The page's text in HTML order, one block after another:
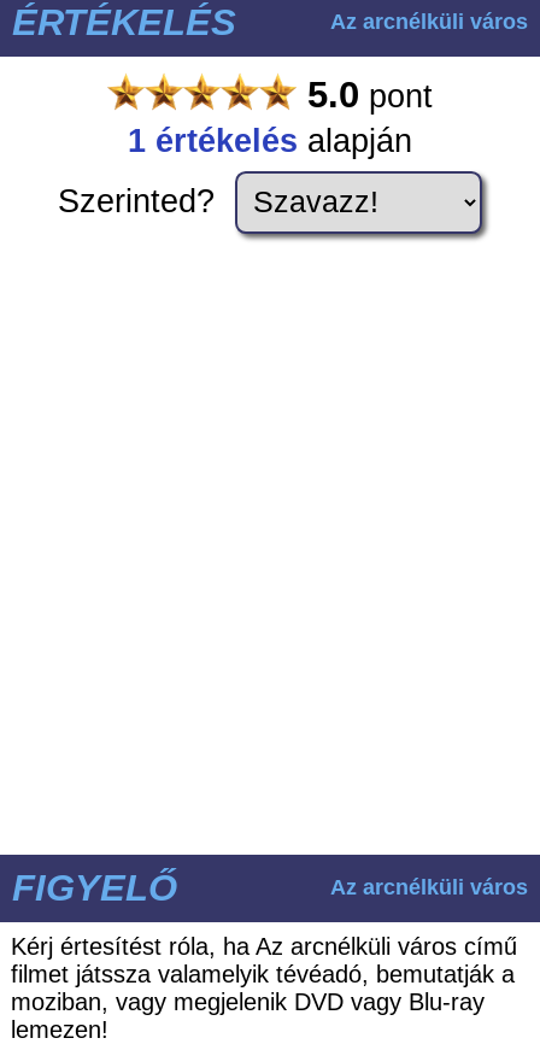
ÉRTÉKELÉS Az arcnélküli város
5.0 pont
1 értékelés alapján
Szerinted?
FIGYELŐ Az arcnélküli város
Kérj értesítést róla, ha Az arcnélküli város című
filmet játssza valamelyik tévéadó, bemutatják a
moziban, vagy megjelenik DVD vagy Blu-ray
lemezen!